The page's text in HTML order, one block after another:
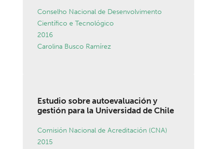
Conselho Nacional de Desenvolvimento
Científico e Tecnológico
2016
Carolina Busco Ramírez
Estudio sobre autoevaluación y
gestión para la Universidad de Chile
Comisión Nacional de Acreditación (CNA)
2015